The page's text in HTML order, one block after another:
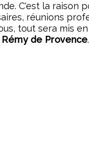
C'est la raison
réunions
tout sera mis
Rémy de Provence.